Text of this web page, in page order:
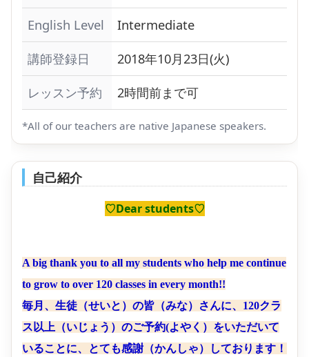
English Level
Intermediate
講師登録日
2018年10月23日(火)
レッスン予約
2時間前まで可
*All of our teachers are native Japanese speakers.
自己紹介
♡Dear students♡
A big thank you to all my students who help me continue
to grow to over 120 classes in every month!!
毎月、生徒（せいと）の皆（みな）さんに、120クラ
ス以上（いじょう）のご予約(よやく）をいただいて
いることに、とても感謝（かんしゃ）しております！